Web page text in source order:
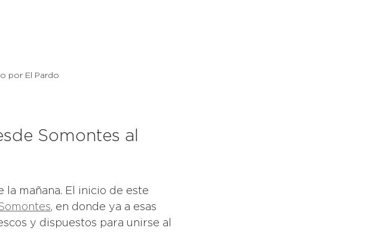
por El Pardo
Somontes al
la mañana. El inicio de este
, en donde ya a esas
y dispuestos para unirse al